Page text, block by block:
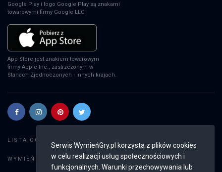
Serwis WymieńGry.pl korzysta z plików cookies
w celu realizacji usług społecznościowych i
funkcjonalnych. Warunki przechowywania lub
Google Play i logo Google Play są znakami
towarowymi firmy Google LLC.
App Store jest znakiem towarowym
firmy Apple Inc., zastrzeżonym w
Stanach Zjednoczonych i innych krajach.
LISTA OGŁOSZEŃ:
WYMIEŃ GRY: Dodaj ogłoszenie